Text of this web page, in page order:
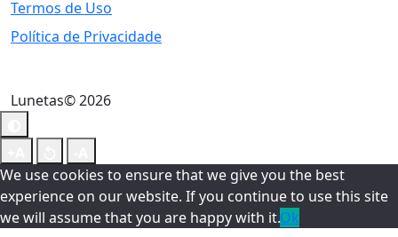
Termos de Uso
Política de Privacidade
Lunetas© 2026
We use cookies to ensure that we give you the best
experience on our website. If you continue to use this site
we will assume that you are happy with it.Ok